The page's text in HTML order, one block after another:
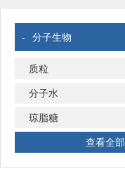
- 分子生物
质粒
分子水
琼脂糖
查看全部